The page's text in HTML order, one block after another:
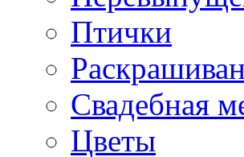
Птички
Свадебная
Цветы